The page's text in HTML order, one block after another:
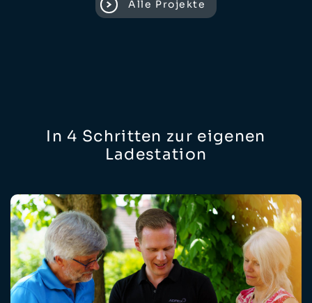
Alle Projekte
In 4 Schritten zur eigenen
Ladestation